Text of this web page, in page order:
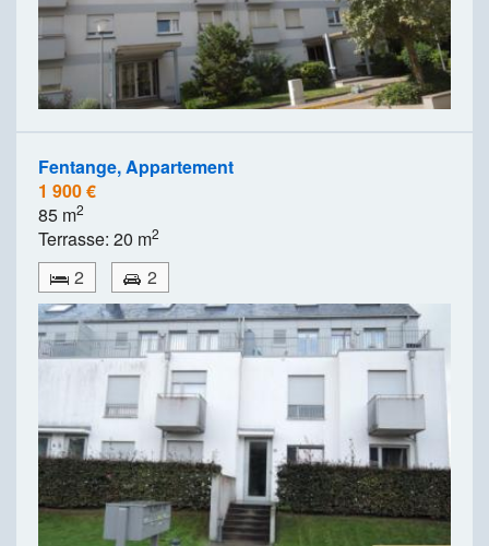
Fentange, Appartement
1 900 €
85 m2
Terrasse: 20 m2
2 2